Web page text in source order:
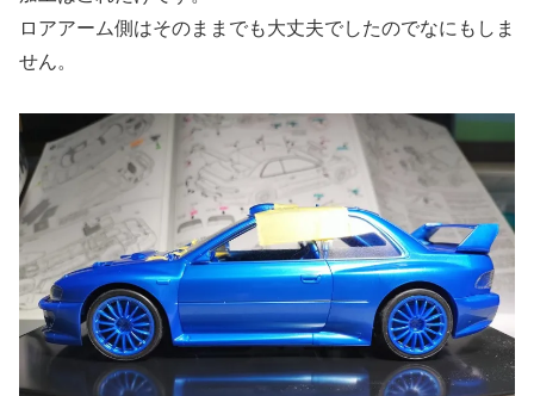
ロアアーム側はそのままでも大丈夫でしたのでなにもしま
せん。